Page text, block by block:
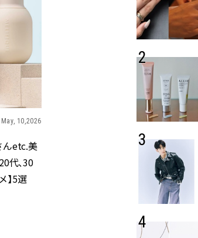
May, 10,2026
んetc.美
代、30
】5選
ーを解説 | CLASSY.[クラッシィ]
【結婚指輪】人気ブランドのリ
【トレンドの巻き方３選】結婚